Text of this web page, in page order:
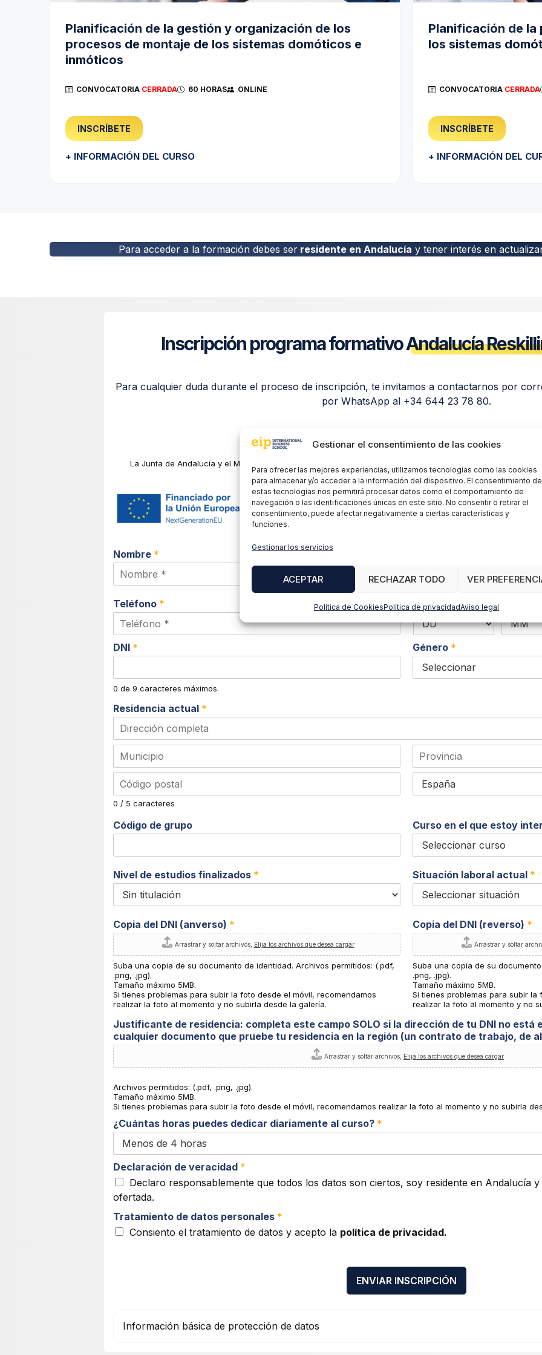
Gestionar el consentimiento de las cookies
Para ofrecer las mejores experiencias, utilizamos tecnologías como las cookies
para almacenar y/o acceder a la información del dispositivo. El consentimiento de
estas tecnologías nos permitirá procesar datos como el comportamiento de
navegación o las identificaciones únicas en este sitio. No consentir o retirar el
consentimiento, puede afectar negativamente a ciertas características y
funciones.
Gestionar los servicios
ACEPTAR RECHAZAR TODO VER
Política de CookiesPolítica de privacidadAviso legal
Planificación de la gestión y organización de los
procesos de montaje de los sistemas domóticos e
inmóticos
CONVOCATORIA CERRADA 60 HORAS ONLINE
INSCRÍBETE
+ INFORMACIÓN DEL CURSO
Planificación de la
los sistemas
CONVOCATORIA CERRADA
INSCRÍBETE
+ INFORMACIÓN DEL
Para acceder a la formación debes serresidente en Andalucía y tener interés en
Inscripción programa formativoAndalucía
Para cualquier duda durante el proceso de inscripción, te invitamos a contactarnos por
por WhatsApp al +34 644 23 78 80.
La Junta de Andalucía y el Ministerio de Educación y Formación Profesional requieren los siguientes
seguimiento del alumnado participante.
Nombre * Apellidos
Teléfono *
DNI *
0 de 9 caracteres máximos.
Fecha de nacimiento
Género *
Residencia actual *
D
e
i
n
(
e
a
C
d
d
E
o
/
o
i
i
/
R
e
g
i
ó
n
0 / 5 caracteres
ó
d
p
o
l
s
Código de grupo Curso en el que estoy
Nivel de estudios finalizados * Situación laboral actual *
Copia del DNI (anverso) *
Arrastrar y soltar archivos, Elija los archivos que desea cargar
Suba una copia de su documento de identidad. Archivos permitidos: (.pdf,
.png, .jpg).
Tamaño máximo 5MB.
Si tienes problemas para subir la foto desde el móvil, recomendamos
realizar la foto al momento y no subirla desde la galería.
Copia del DNI (reverso) *
Arrastrar y soltar
Suba una copia de su
.png, .jpg).
Tamaño máximo 5MB.
Si tienes problemas para subir
realizar la foto al momento y no
Justificante de residencia: completa este campo SOLO si la dirección de tu DNI no está
cualquier documento que pruebe tu residencia en la región (un contrato de trabajo, de
Arrastrar y soltar archivos, Elija los archivos que desea cargar
Archivos permitidos: (.pdf, .png, .jpg).
Tamaño máximo 5MB.
Si tienes problemas para subir la foto desde el móvil, recomendamos realizar la foto al momento y no subirla
¿Cuántas horas puedes dedicar diariamente al curso? *
Declaración de veracidad *
Declaro responsablemente que todos los datos son ciertos, soy residente en Andalucía
ofertada.
Tratamiento de datos personales *
Consiento el tratamiento de datos y acepto la política de privacidad.
ENVIAR INSCRIPCIÓN
Información básica de protección de datos